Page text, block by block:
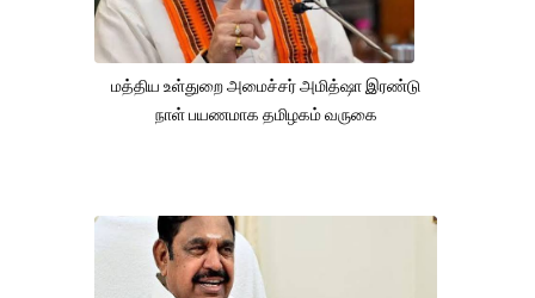
மத்திய உள்துறை அமைச்சர் அமித்ஷா இரண்டு
நாள் பயணமாக தமிழகம் வருகை